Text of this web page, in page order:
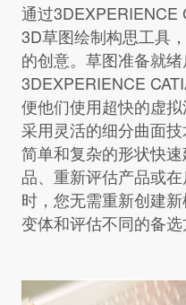
通过3DEXPERIENCE
3D草图绘制构思工具
的创意。草图准备就绪
3DEXPERIENCE
便他们使用超快的虚拟
采用灵活的细分曲面
简单和复杂的形状快
品、重新评估产品或
时，您无需重新创建
变体和评估不同的备选